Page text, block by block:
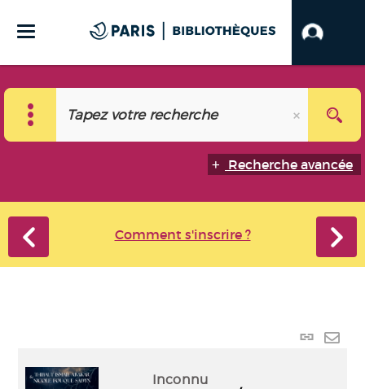
Recherche avancée
Comment s'inscrire ?
Lien
Inconnu